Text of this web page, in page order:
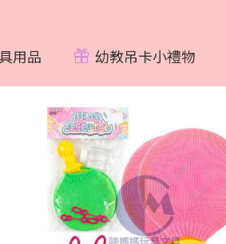
用品 幼教吊卡小禮物